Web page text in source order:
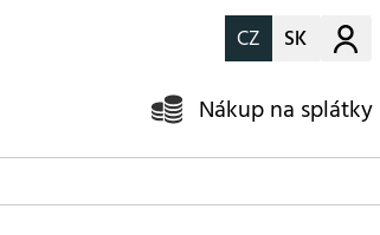
CZ SK
Nákup na splátky